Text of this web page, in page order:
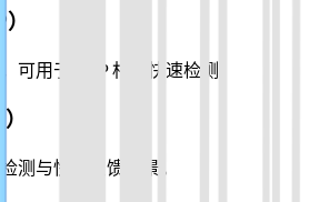
可用于 SNP 相关快速检测。
测与快速反馈场景。